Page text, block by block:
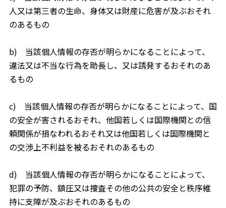
人又は第三者の生命、身体又は財産に危害が及ぶおそれ
のあるもの
b) 当該個人情報の存否が明らかになることによって、
違法又は不当な行為を助長し、又は誘発するおそれのあ
るもの
c) 当該個人情報の存否が明らかになることによって、国
の安全が害されるおそれ、他国若しくは国際機関との信
頼関係が損なわれるおそれ又は他国若しくは国際機関と
の交渉上不利益を被るおそれのあるもの
d) 当該個人情報の存否が明らかになることによって、
犯罪の予防、鎮圧又は捜査その他の公共の安全と秩序維
持に支障が及ぶおそれのあるもの